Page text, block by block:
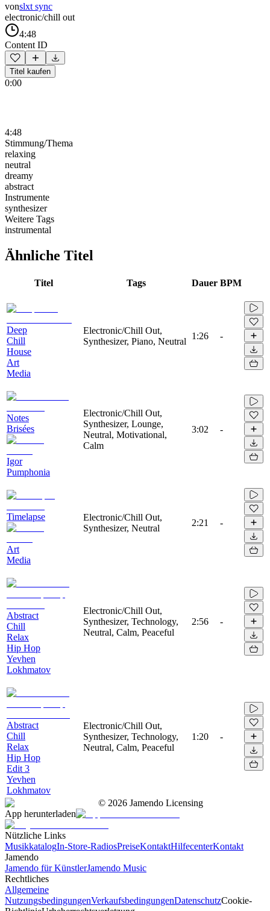
vonslxt sync
electronic/chill out
4:48
Content ID
Titel kaufen
0:00
4:48
Stimmung/Thema
relaxing
neutral
dreamy
abstract
Instrumente
synthesizer
Weitere Tags
instrumental
Ähnliche Titel
Titel Tags Dauer BPM
Deep
Chill
House
Art
Media
Electronic/Chill Out,
Synthesizer, Piano, Neutral
1:26 -
Notes
Brisées
Igor
Pumphonia
Electronic/Chill Out,
Synthesizer, Lounge,
Neutral, Motivational,
Calm
3:02 -
Timelapse
Art
Media
Electronic/Chill Out,
Synthesizer, Neutral
2:21 -
Abstract
Chill
Relax
Hip Hop
Yevhen
Lokhmatov
Electronic/Chill Out,
Synthesizer, Technology,
Neutral, Calm, Peaceful
2:56 -
Abstract
Chill
Relax
Hip Hop
Edit 3
Yevhen
Lokhmatov
Electronic/Chill Out,
Synthesizer, Technology,
Neutral, Calm, Peaceful
1:20 -
© 2026 Jamendo Licensing
App herunterladen
Nützliche Links
MusikkatalogIn-Store-RadiosPreiseKontaktHilfecenterKontakt
Jamendo
Jamendo für KünstlerJamendo Music
Rechtliches
Allgemeine
NutzungsbedingungenVerkaufsbedingungenDatenschutzCookie-